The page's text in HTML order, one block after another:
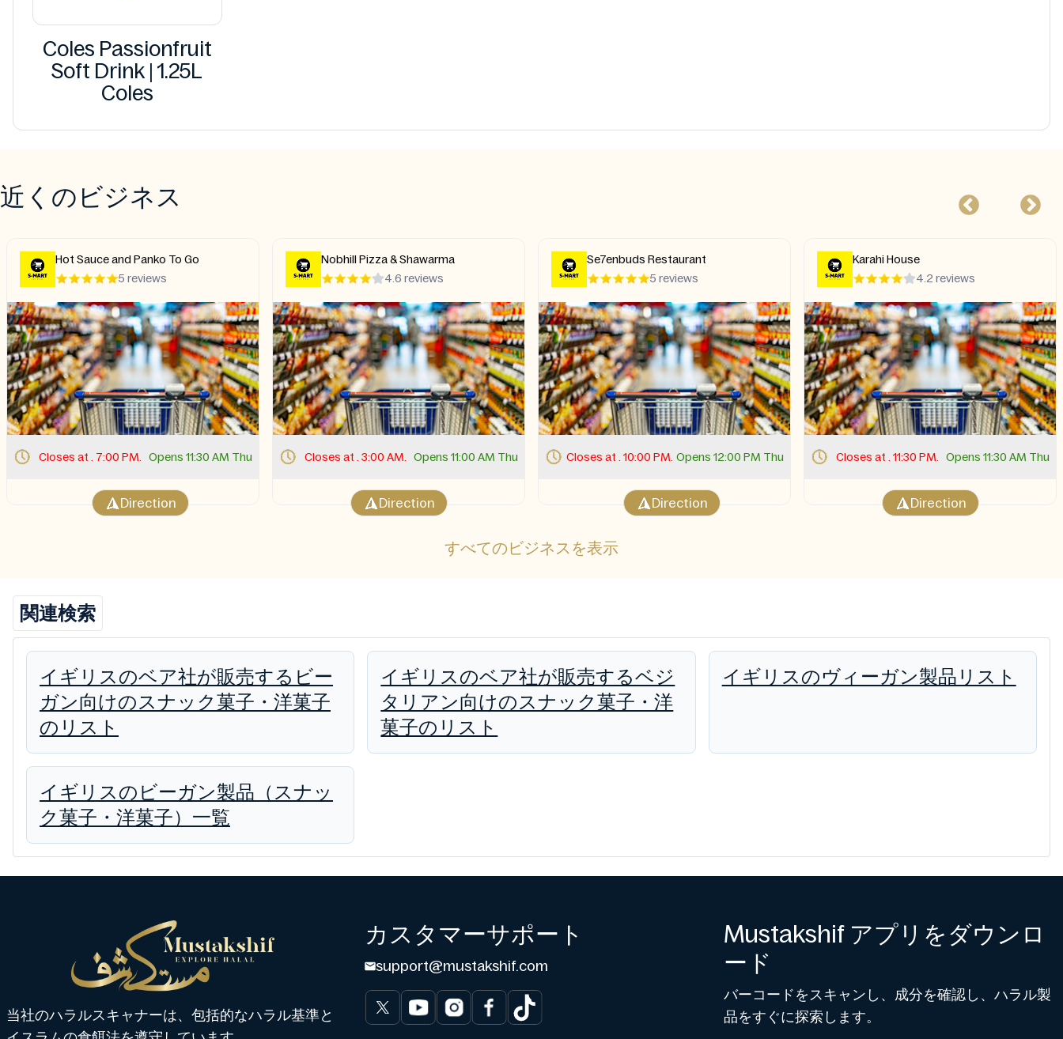
Coles Passionfruit
Soft Drink | 1.25L
Coles
近くのビジネス
Hot Sauce and Panko To Go
5 reviews
Closes at . 7:00 PM. Opens 11:30 AM Thu
Direction
Nobhill Pizza & Shawarma
4.6 reviews
Closes at . 3:00 AM. Opens 11:00 AM Thu
Direction
Se7enbuds Restaurant
5 reviews
Closes at . 10:00 PM. Opens 12:00 PM Thu
Direction
Karahi House
4.2 reviews
Closes at . 11:30 PM. Opens 11:30 AM Thu
Direction
すべてのビジネスを表示
関連検索
イギリスのベア社が販売するビー
ガン向けのスナック菓子・洋菓子
のリスト
イギリスのベア社が販売するベジ
タリアン向けのスナック菓子・洋
菓子のリスト
イギリスのヴィーガン製品リスト
イギリスのビーガン製品（スナッ
ク菓子・洋菓子）一覧
当社のハラルスキャナーは、包括的なハラル基準と
カスタマーサポート
support@mustakshif.com
Mustakshif アプリをダウンロ
ード
バーコードをスキャンし、成分を確認し、ハラル製
品をすぐに探索します。